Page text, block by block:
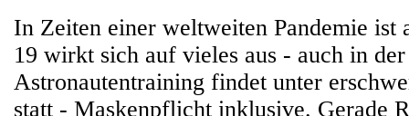
In Zeiten einer weltweiten Pandemie ist
19 wirkt sich auf vieles aus - auch in
Astronautentraining findet unter
statt - Maskenpflicht inklusive. Gerade